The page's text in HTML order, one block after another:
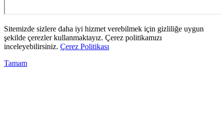
Sitemizde sizlere daha iyi hizmet verebilmek için gizliliğe uygun
şekilde çerezler kullanmaktayız. Çerez politikamızı
inceleyebilirsiniz. Çerez Politikası
Tamam